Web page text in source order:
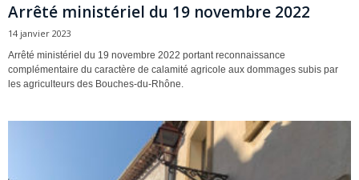
Arrêté ministériel du 19 novembre 2022
14 janvier 2023
Arrêté ministériel du 19 novembre 2022 portant reconnaissance
complémentaire du caractère de calamité agricole aux dommages subis par
les agriculteurs des Bouches-du-Rhône.